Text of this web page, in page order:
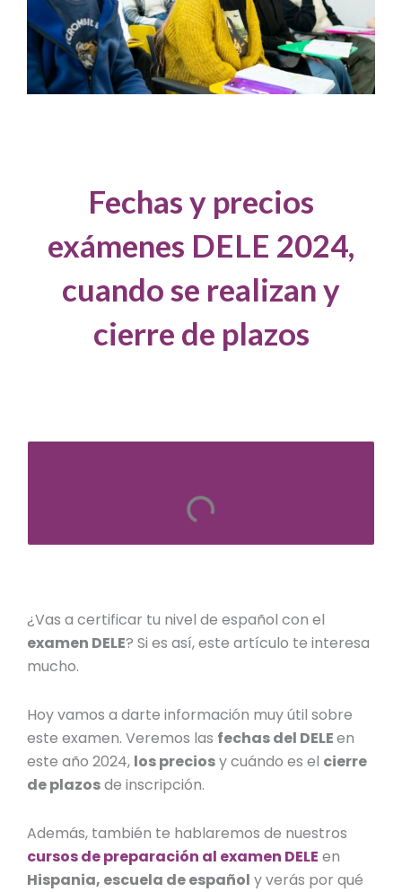
Fechas y precios
exámenes DELE 2024,
cuando se realizan y
cierre de plazos
¿Vas a certificar tu nivel de español con el
examen DELE? Si es así, este artículo te interesa
mucho.
Hoy vamos a darte información muy útil sobre
este examen. Veremos las fechas del DELEen
este año 2024, los preciosy cuándo es el cierre
de plazosde inscripción.
Además, también te hablaremos de nuestros
cursos de preparación al examen DELE en
Hispania, escuela de español y verás por qué